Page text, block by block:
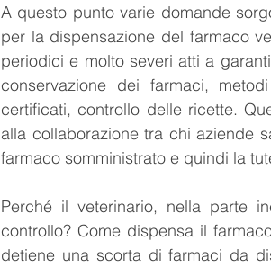
A questo punto varie domande
per la dispensazione del farmaco
periodici e molto severi atti a
conservazione dei farmaci,
certificati, controllo delle ricette.
alla collaborazione tra chi aziende
farmaco somministrato e quindi la
Perché il veterinario, nella parte
controllo? Come dispensa il
detiene una scorta di farmaci da